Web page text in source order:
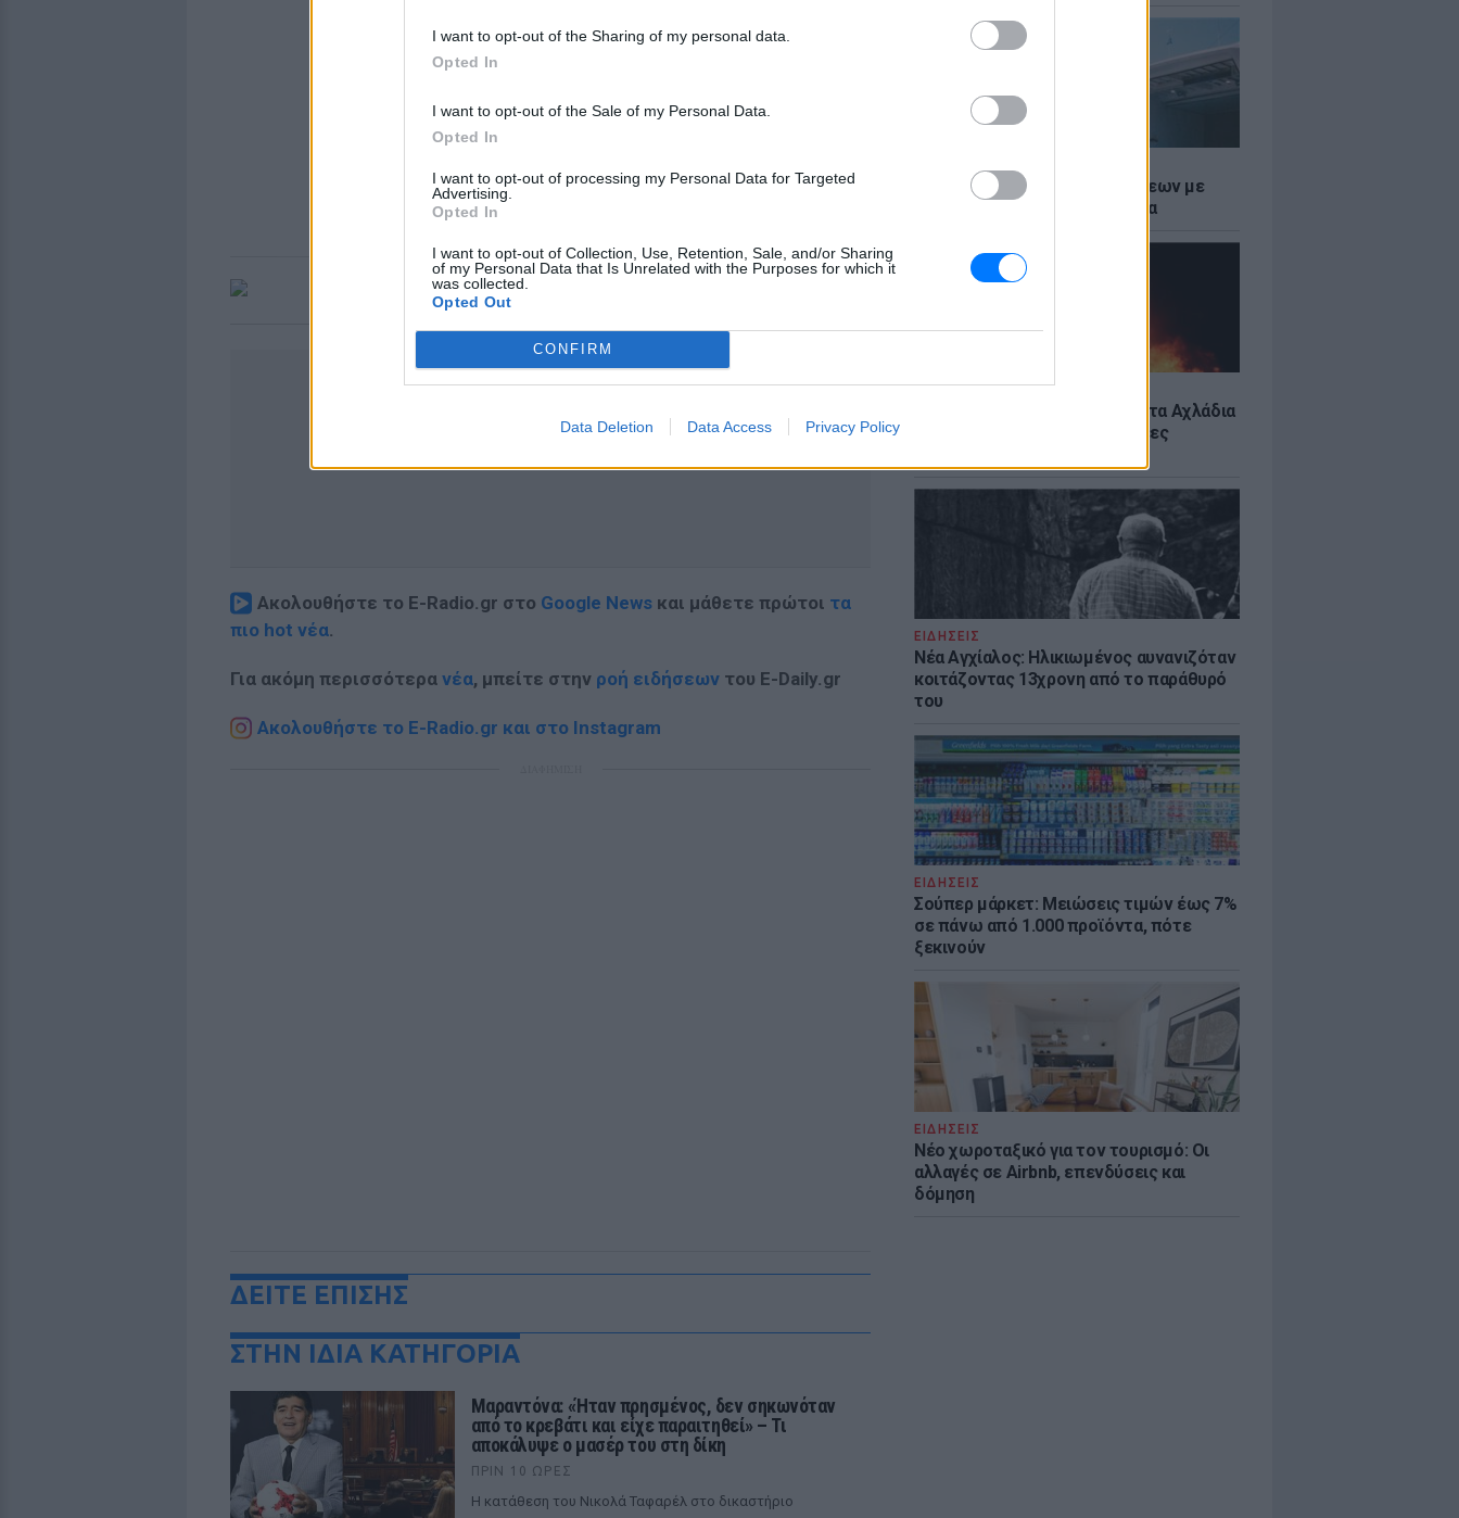
I want to opt-out of the Sharing of my personal data.
Opted In
I want to opt-out of the Sale of my Personal Data.
Opted In
I want to opt-out of processing my Personal Data for Targeted
Advertising.
Opted In
I want to opt-out of Collection, Use, Retention, Sale, and/or Sharing
of my Personal Data that Is Unrelated with the Purposes for which it
was collected.
Opted Out
CONFIRM
Data Deletion Data Access Privacy Policy
Αύγουστος: Ρεκόρ Αναχωρήσεων με
56.000 Ταξιδιώτες στα Λιμάνια
ΕΙΔΗΣΕΙΣ
Σητεία: Υπό έλεγχο η φωτιά στα Αχλάδια
– Σε επιφυλακή η Κρήτη για νέες
ΕΙΔΗΣΕΙΣ
Νέα Αγχίαλος: Ηλικιωμένος αυνανιζόταν
κοιτάζοντας 13χρονη από το παράθυρό
του
ΕΙΔΗΣΕΙΣ
Σούπερ μάρκετ: Μειώσεις τιμών έως 7%
σε πάνω από 1.000 προϊόντα, πότε
ξεκινούν
ΕΙΔΗΣΕΙΣ
Νέο χωροταξικό για τον τουρισμό: Οι
αλλαγές σε Airbnb, επενδύσεις και
δόμηση
Ακολουθήστε το E-Radio.gr στο Google News και μάθετε πρώτοι τα
πιο hot νέα.
Για ακόμη περισσότερα νέα, μπείτε στην ροή ειδήσεων του E-Daily.gr
Ακολουθήστε το E-Radio.gr και στο Instagram
ΔΕΙΤΕ ΕΠΙΣΗΣ
ΣΤΗΝ ΙΔΙΑ ΚΑΤΗΓΟΡΙΑ
Μαραντόνα: «Ήταν πρησμένος, δεν σηκωνόταν
από το κρεβάτι και είχε παραιτηθεί» – Τι
αποκάλυψε ο μασέρ του στη δίκη
ΠΡΙΝ 10 ΏΡΕΣ
Η κατάθεση του Νικολά Ταφαρέλ στο δικαστήριο